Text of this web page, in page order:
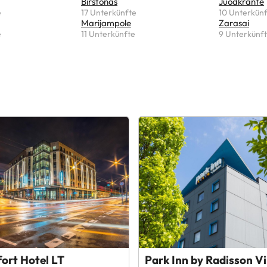
17 Unterkünfte
Marijampole
11 Unterkünfte
10
Zarasai
9
Hotel LT
Park Inn by Radisson